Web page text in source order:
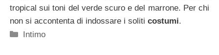
tropical sui toni del verde scuro e del marrone. Per chi
non si accontenta di indossare i soliti costumi.
Categorie
Intimo